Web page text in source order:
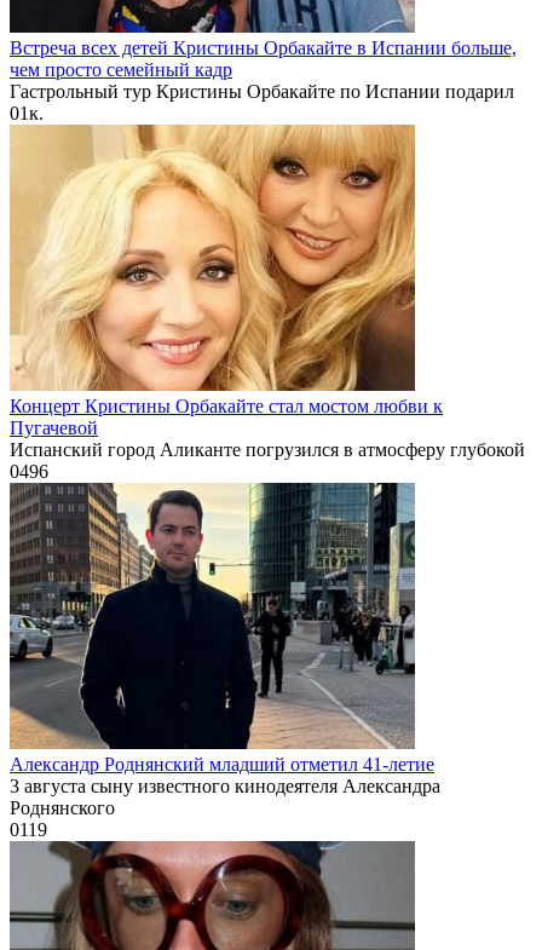
Встреча всех детей Кристины Орбакайте в Испании больше,
чем просто семейный кадр
Гастрольный тур Кристины Орбакайте по Испании подарил
01к.
Концерт Кристины Орбакайте стал мостом любви к
Пугачевой
Испанский город Аликанте погрузился в атмосферу глубокой
0496
Александр Роднянский младший отметил 41-летие
3 августа сыну известного кинодеятеля Александра
Роднянского
0119